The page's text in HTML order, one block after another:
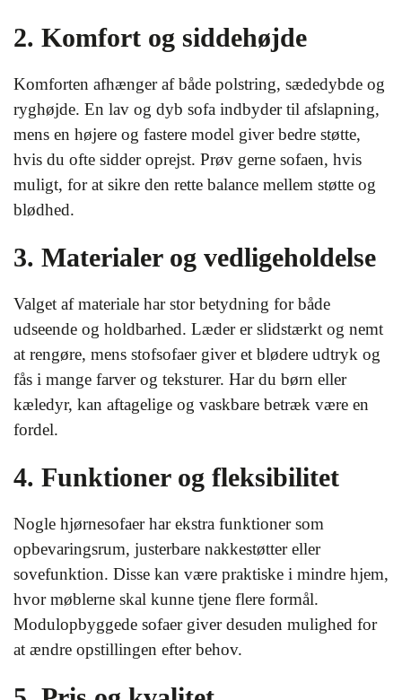
2. Komfort og siddehøjde
Komforten afhænger af både polstring, sædedybde og
ryghøjde. En lav og dyb sofa indbyder til afslapning,
mens en højere og fastere model giver bedre støtte,
hvis du ofte sidder oprejst. Prøv gerne sofaen, hvis
muligt, for at sikre den rette balance mellem støtte og
blødhed.
3. Materialer og vedligeholdelse
Valget af materiale har stor betydning for både
udseende og holdbarhed. Læder er slidstærkt og nemt
at rengøre, mens stofsofaer giver et blødere udtryk og
fås i mange farver og teksturer. Har du børn eller
kæledyr, kan aftagelige og vaskbare betræk være en
fordel.
4. Funktioner og fleksibilitet
Nogle hjørnesofaer har ekstra funktioner som
opbevaringsrum, justerbare nakkestøtter eller
sovefunktion. Disse kan være praktiske i mindre hjem,
hvor møblerne skal kunne tjene flere formål.
Modulopbyggede sofaer giver desuden mulighed for
at ændre opstillingen efter behov.